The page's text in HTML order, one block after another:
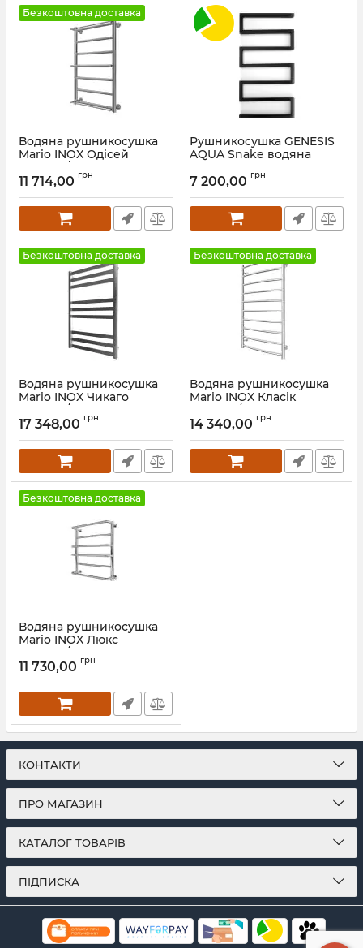
Безкоштовна доставка
Водяна рушникосушка
Mario INOX Одісей
770х530/500 золото лайт
сатин
Артикул:1.8.044597.P-GLS
11 714,00 грн
Рушникосушка GENESIS
AQUA Snake водяна
Артикул:9002
7 200,00 грн
Безкоштовна доставка
Водяна рушникосушка
Mario INOX Чикаго
770х530/500 сатин
Артикул:1.7.044627.P-ST
17 348,00 грн
Безкоштовна доставка
Водяна рушникосушка
Mario INOX Класік
970х530/500 золото
Артикул:1.8.044558.P-G
14 340,00 грн
Безкоштовна доставка
Водяна рушникосушка
Mario INOX Люкс
570х530/500 золото
сатин
Артикул:1.074.044576.0-GS
11 730,00 грн
КОНТАКТИ
ПРО МАГАЗИН
КАТАЛОГ ТОВАРІВ
ПІДПИСКА